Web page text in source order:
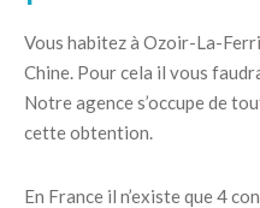
Vous habitez à Ozoir-La-
Chine. Pour cela il vous
Notre agence s’occupe de
cette obtention.
En France il n’existe que 4